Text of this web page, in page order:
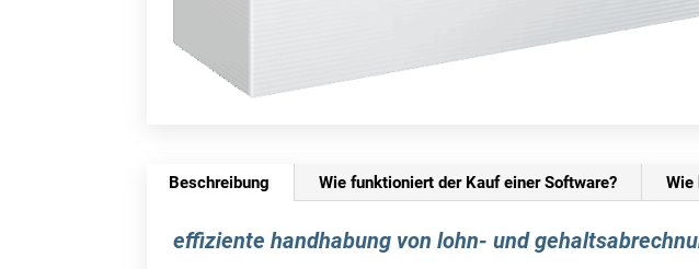
Beschreibung Wie funktioniert der Kauf einer Software? Wie
effiziente handhabung von lohn- und